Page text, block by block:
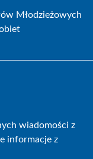
Młodzieżowych
wiadomości z
informacje z